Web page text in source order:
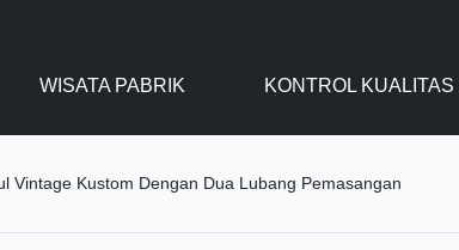
WISATA PABRIK KONTROL KUALITAS
Vintage Kustom Dengan Dua Lubang Pemasangan